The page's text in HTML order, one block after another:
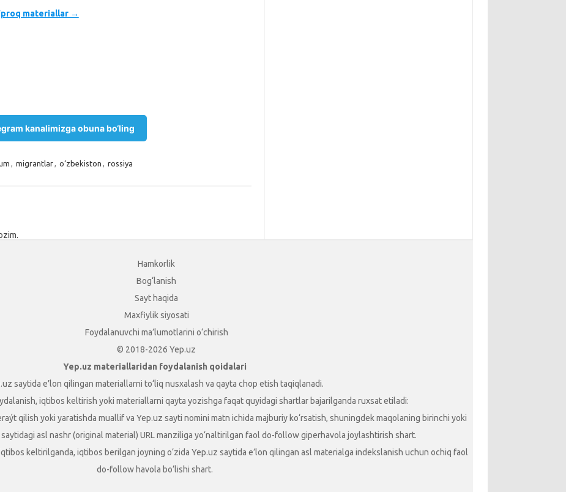
materiallar →
kanalimizga obuna bo‘ling
, migrantlar, o‘zbekiston , rossiya
Hamkorlik
Bog‘lanish
Sayt haqida
Maxfiylik siyosati
Foydalanuvchi ma’lumotlarini o‘chirish
© 2018-2026 Yep.uz
Yep.uz materiallaridan foydalanish qoidalari
saytida e’lon qilingan materiallarni to‘liq nusxalash va qayta chop etish taqiqlanadi.
iqtibos keltirish yoki materiallarni qayta yozishga faqat quyidagi shartlar bajarilganda ruxsat etiladi:
qilish yoki yaratishda muallif va Yep.uz sayti nomini matn ichida majburiy ko‘rsatish, shuningdek maqolaning birinchi yoki
asl nashr (original material) URL manziliga yo‘naltirilgan faol do-follow giperhavola joylashtirish shart.
keltirilganda, iqtibos berilgan joyning o‘zida Yep.uz saytida e’lon qilingan asl materialga indekslanish uchun ochiq faol
do-follow havola bo‘lishi shart.